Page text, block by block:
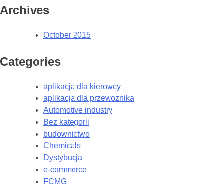
Archives
October 2015
Categories
aplikacja dla kierowcy
aplikacja dla przewoznika
Automotive industry
Bez kategorii
budownictwo
Chemicals
Dystybucja
e-commerce
FCMG